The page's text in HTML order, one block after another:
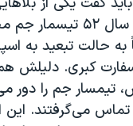
ایران آمد این بود که سال
به حالت تبعید به
کبری. دلیلش
تیمسار جم را دور
می‌گرفتند. این